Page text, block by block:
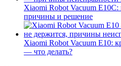
Xiaomi Robot Vacuum
причины и решение
Xiaomi Robot Vacuum E10:
— что делать?